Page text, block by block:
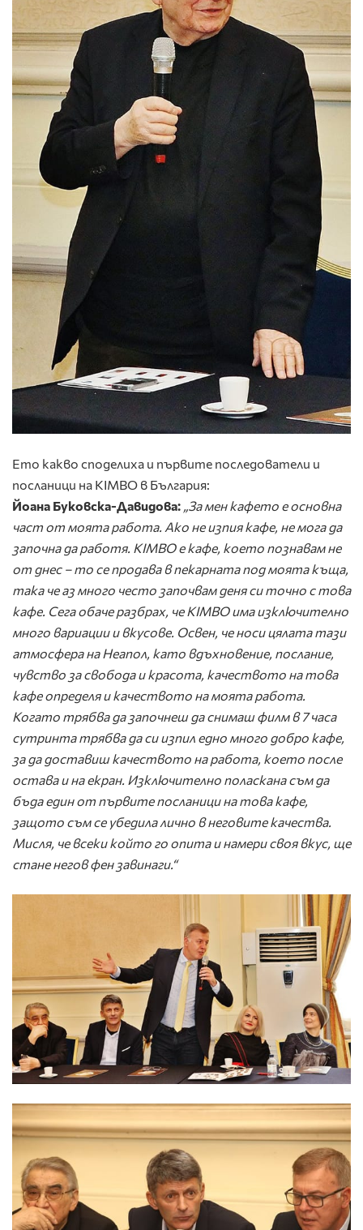
Ето какво споделиха и първите последователи и
посланици на KIMBO в България:
Йоана Буковска-Давидова:
„За мен кафето е основна
част от моята работа. Ако не изпия кафе, не мога да
започна да работя. KIMBO е кафе, което познавам не
от днес – то се продава в пекарната под моята къща,
така че аз много често започвам деня си точно с това
кафе. Сега обаче разбрах, че KIMBO има изключително
много вариации и вкусове. Освен, че носи цялата тази
атмосфера на Неапол, като вдъхновение, послание,
чувство за свобода и красота, качеството на това
кафе определя и качеството на моята работа.
Когато трябва да започнеш да снимаш филм в 7 часа
сутринта трябва да си изпил едно много добро кафе,
за да доставиш качеството на работа, което после
остава и на екран. Изключително поласкана съм да
бъда един от първите посланици на това кафе,
защото съм се убедила лично в неговите качества.
Мисля, че всеки който го опита и намери своя вкус, ще
стане негов фен завинаги.“